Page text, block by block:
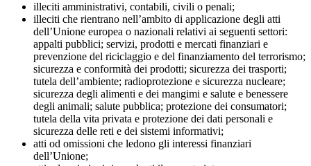
illeciti amministrativi, contabili, civili o penali;
illeciti che rientrano nell’ambito di applicazione degli atti
dell’Unione europea o nazionali relativi ai seguenti settori:
appalti pubblici; servizi, prodotti e mercati finanziari e
prevenzione del riciclaggio e del finanziamento del terrorismo;
sicurezza e conformità dei prodotti; sicurezza dei trasporti;
tutela dell’ambiente; radioprotezione e sicurezza nucleare;
sicurezza degli alimenti e dei mangimi e salute e benessere
degli animali; salute pubblica; protezione dei consumatori;
tutela della vita privata e protezione dei dati personali e
sicurezza delle reti e dei sistemi informativi;
atti od omissioni che ledono gli interessi finanziari
dell’Unione;